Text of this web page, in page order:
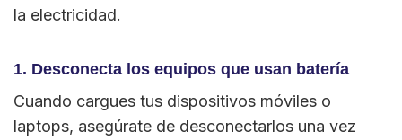
la electricidad.
1. Desconecta los equipos que usan batería
Cuando cargues tus dispositivos móviles o
laptops, asegúrate de desconectarlos una vez